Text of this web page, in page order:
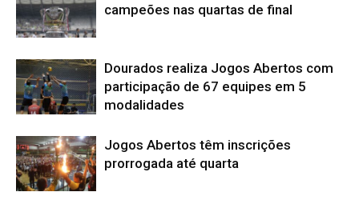
campeões nas quartas de final
Dourados realiza Jogos Abertos com
participação de 67 equipes em 5
modalidades
Jogos Abertos têm inscrições
prorrogada até quarta